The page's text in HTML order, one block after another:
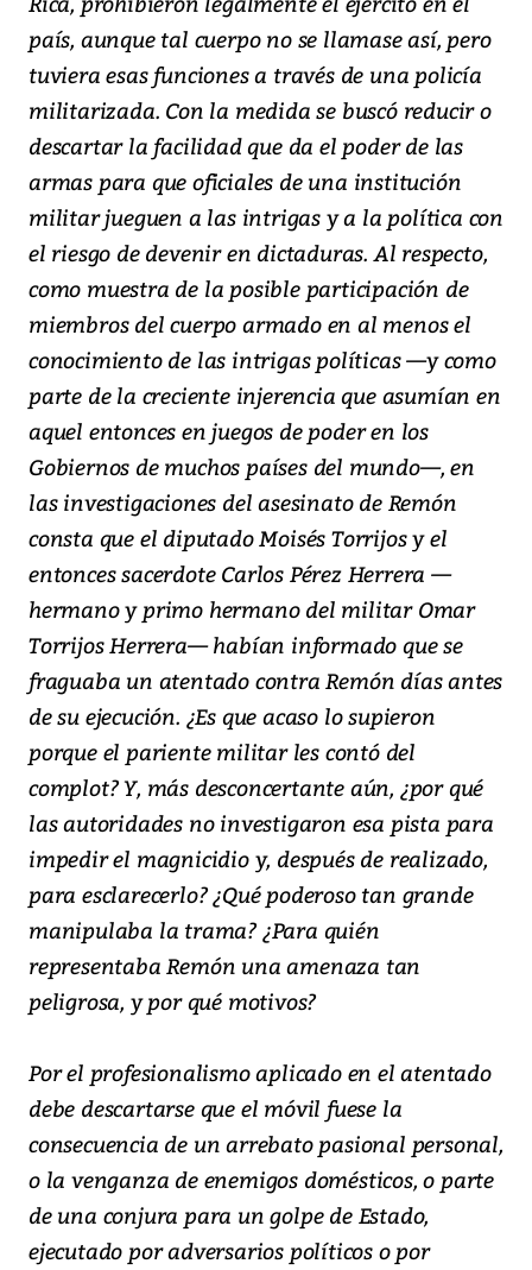
país, aunque tal cuerpo no se llamase así, pero
tuviera esas funciones a través de una policía
militarizada. Con la medida se buscó reducir o
descartar la facilidad que da el poder de las
armas para que oficiales de una institución
militar jueguen a las intrigas y a la política con
el riesgo de devenir en dictaduras. Al respecto,
como muestra de la posible participación de
miembros del cuerpo armado en al menos el
conocimiento de las intrigas políticas —y como
parte de la creciente injerencia que asumían en
aquel entonces en juegos de poder en los
Gobiernos de muchos países del mundo—, en
las investigaciones del asesinato de Remón
consta que el diputado Moisés Torrijos y el
entonces sacerdote Carlos Pérez Herrera —
hermano y primo hermano del militar Omar
Torrijos Herrera— habían informado que se
fraguaba un atentado contra Remón días antes
de su ejecución. ¿Es que acaso lo supieron
porque el pariente militar les contó del
complot? Y, más desconcertante aún, ¿por qué
las autoridades no investigaron esa pista para
impedir el magnicidio y, después de realizado,
para esclarecerlo? ¿Qué poderoso tan grande
manipulaba la trama? ¿Para quién
representaba Remón una amenaza tan
peligrosa, y por qué motivos?
Por el profesionalismo aplicado en el atentado
debe descartarse que el móvil fuese la
consecuencia de un arrebato pasional personal,
o la venganza de enemigos domésticos, o parte
de una conjura para un golpe de Estado,
ejecutado por adversarios políticos o por